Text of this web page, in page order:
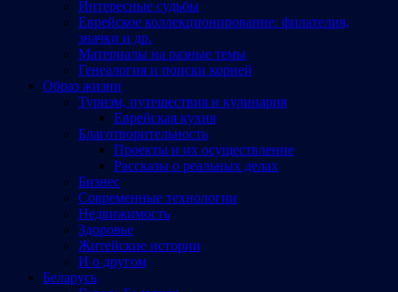
Интересные судьбы
Еврейское коллекционирование: филателия,
значки и др.
Материалы на разные темы
Генеалогия и поиски корней
Образ жизни
Туризм, путешествия и кулинария
Еврейская кухня
Благотворительность
Проекты и их осуществление
Рассказы о реальных делах
Бизнес
Современные технологии
Недвижимость
Здоровье
Житейские истории
И о другом
Беларусь